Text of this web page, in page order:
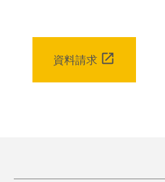
資料請求 open_in_new